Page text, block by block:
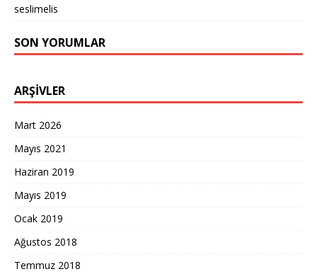
seslimelis
SON YORUMLAR
ARŞIVLER
Mart 2026
Mayıs 2021
Haziran 2019
Mayıs 2019
Ocak 2019
Ağustos 2018
Temmuz 2018